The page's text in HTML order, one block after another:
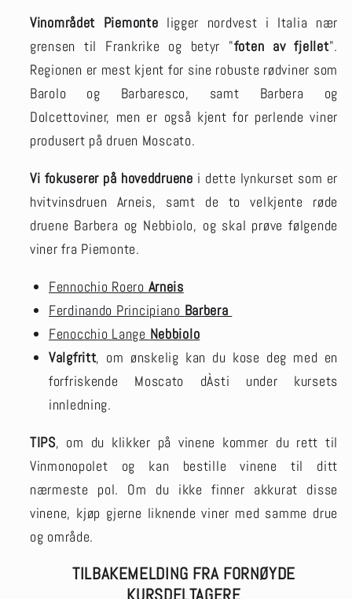
Vinområdet Piemonte ligger nordvest i Italia nær
grensen til Frankrike og betyr "foten av fjellet".
Regionen er mest kjent for sine robuste rødviner som
Barolo og Barbaresco, samt Barbera og
Dolcettoviner, men er også kjent for perlende viner
produsert på druen Moscato.
Vi fokuserer på hoveddruene i dette lynkurset som er
hvitvinsdruen Arneis, samt de to velkjente røde
druene Barbera og Nebbiolo, og skal prøve følgende
viner fra Piemonte.
Fennochio Roero Arneis
Ferdinando Principiano Barbera
Fenocchio Lange Nebbiolo
Valgfritt, om ønskelig kan du kose deg med en
forfriskende Moscato dÀsti under kursets
innledning.
TIPS, om du klikker på vinene kommer du rett til
Vinmonopolet og kan bestille vinene til ditt
nærmeste pol. Om du ikke finner akkurat disse
vinene, kjøp gjerne liknende viner med samme drue
og område.
TILBAKEMELDING FRA FORNØYDE